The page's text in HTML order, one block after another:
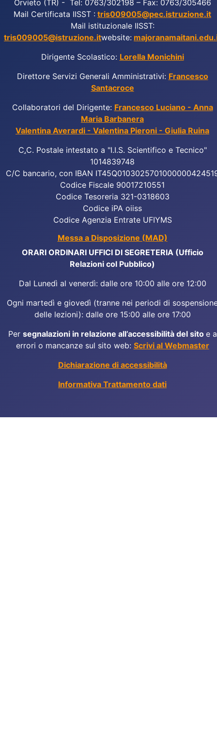
Orvieto (TR) - Tel: 0763/302198 – Fax: 0763/305466
Mail Certificata IISST : tris009005@pec.istruzione.it
Mail istituzionale IISST:
tris009005@istruzione.itwebsite:
Dirigente Scolastico: Lorella Monichini
Direttore Servizi Generali Amministrativi: Francesco
Santacroce
Collaboratori del Dirigente: Francesco Luciano - Anna
Maria Barbanera
Valentina Averardi - Valentina Pieroni - Giulia Ruina
C.C. Postale intestato a "I.I.S. Scientifico e Tecnico"
1014839748
C/C bancario, con IBAN
Codice Fiscale 90017210551
Codice Tesoreria 321-0318603
Codice iPA oiiss
Codice Agenzia Entrate UFIYMS
Messa a Disposizione (MAD)
ORARI ORDINARI UFFICI DI SEGRETERIA (Ufficio
Relazioni col Pubblico)
Dal Lunedì al venerdì: dalle ore 10:00 alle ore 12:00
Ogni martedì e giovedì (tranne nei periodi di
delle lezioni): dalle ore 15:00 alle ore 17:00
Per segnalazioni in relazione all’accessibilità del sito e a
errori o mancanze sul sito web: Scrivi al Webmaster
Dichiarazione di accessibilità
Informativa Trattamento dati